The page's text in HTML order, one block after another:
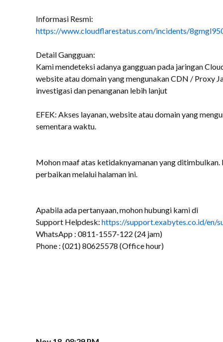
Informasi Resmi:
https://www.cloudflarestatus.com/incidents/
Detail Gangguan:
Kami mendeteksi adanya gangguan pada jaringan
website atau domain yang mengunakan CDN / Proxy
investigasi dan penanganan lebih lanjut
EFEK: Akses layanan, website atau domain yang
sementara waktu.
Mohon maaf atas ketidaknyamanan yang
perbaikan melalui halaman ini.
Apabila ada pertanyaan, mohon hubungi kami di
Support Helpdesk: https://support.exabytes.co.id/en/
WhatsApp : 0811-1557-122 (24 jam)
Phone : (021) 80625578 (Office hour)